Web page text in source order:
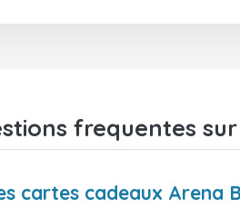
frequentes
cartes cadeaux Arena